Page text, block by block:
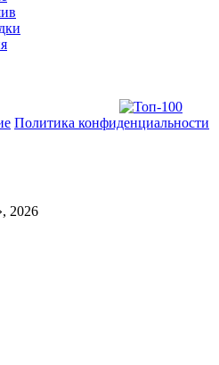
Политика конфиденциальности
2026